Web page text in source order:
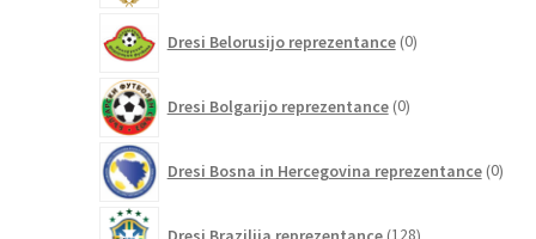
Dresi Belorusijo reprezentance 0izdelkov
Dresi Bolgarijo reprezentance 0izdelkov
Dresi Bosna in Hercegovina reprezentance 0